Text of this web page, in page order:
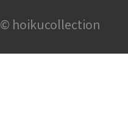
© hoikucollection